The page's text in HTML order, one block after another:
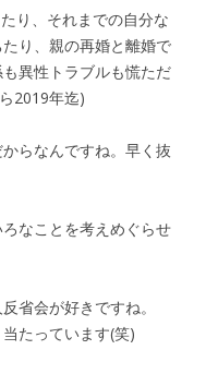
り、それまでの自分な
り、親の再婚と離婚で
異性トラブルも慌ただ
2019年迄)
らなんですね。早く抜
なことを考えめぐらせ
省会が好きですね。
たっています(笑)